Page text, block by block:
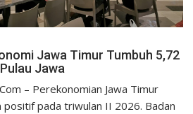
Jawa Timur Tumbuh 5,72
Jawa
– Perekonomian Jawa Timur
pada triwulan II 2026. Badan